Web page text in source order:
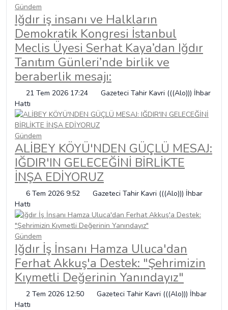
Gündem
Iğdır iş insanı ve Halkların
Demokratik Kongresi İstanbul
Meclis Üyesi Serhat Kaya’dan Iğdır
Tanıtım Günleri’nde birlik ve
beraberlik mesajı:
21 Tem 2026 17:24
Gazeteci Tahir Kavri (((Alo))) İhbar
Hattı
Gündem
ALİBEY KÖYÜ'NDEN GÜÇLÜ MESAJ:
IĞDIR'IN GELECEĞİNİ BİRLİKTE
İNŞA EDİYORUZ
6 Tem 2026 9:52
Gazeteci Tahir Kavri (((Alo))) İhbar
Hattı
Gündem
Iğdır İş İnsanı Hamza Uluca'dan
Ferhat Akkuş'a Destek: "Şehrimizin
Kıymetli Değerinin Yanındayız"
2 Tem 2026 12:50
Gazeteci Tahir Kavri (((Alo))) İhbar
Hattı